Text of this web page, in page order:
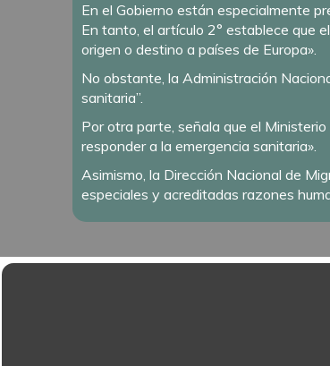
En el Gobierno están especialmente
En tanto, el artículo 2° establece que
origen o destino a países de Europa».
No obstante, la Administración
sanitaria”.
Por otra parte, señala que el
responder a la emergencia sanitaria».
Asimismo, la Dirección Nacional de
especiales y acreditadas razones